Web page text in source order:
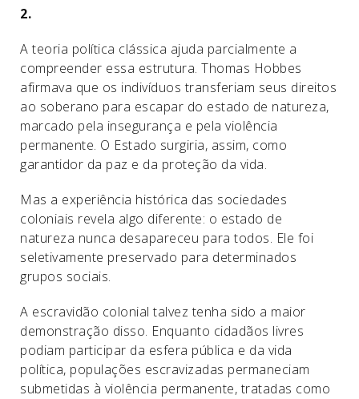
2.
A teoria política clássica ajuda parcialmente a
compreender essa estrutura. Thomas Hobbes
afirmava que os indivíduos transferiam seus direitos
ao soberano para escapar do estado de natureza,
marcado pela insegurança e pela violência
permanente. O Estado surgiria, assim, como
garantidor da paz e da proteção da vida.
Mas a experiência histórica das sociedades
coloniais revela algo diferente: o estado de
natureza nunca desapareceu para todos. Ele foi
seletivamente preservado para determinados
grupos sociais.
A escravidão colonial talvez tenha sido a maior
demonstração disso. Enquanto cidadãos livres
podiam participar da esfera pública e da vida
política, populações escravizadas permaneciam
submetidas à violência permanente, tratadas como